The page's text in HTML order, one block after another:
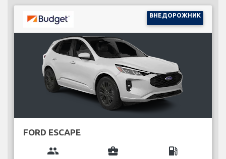
ВНЕДОРОЖНИК
FORD ESCAPE
group business_center local_gas_station